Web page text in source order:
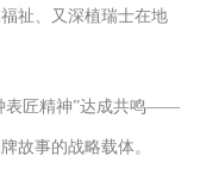
祉、又深植瑞士在地
表匠精神”达成共鸣——
故事的战略载体。